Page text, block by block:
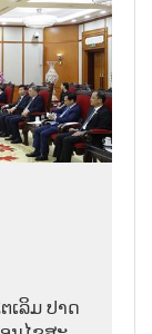
ເລິມ ປາດ​